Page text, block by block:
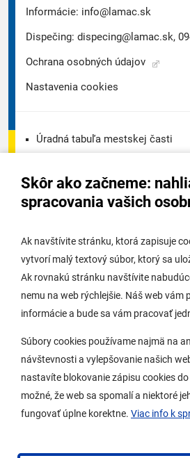
Skôr ako začneme:
spracovania vašich
Ak navštívite stránku, ktorá zapisuje
vytvorí malý textový súbor, ktorý sa
Ak rovnakú stránku navštívite
nemu na web rýchlejšie. Náš web vám
informácie a bude sa vám pracovať
Súbory cookies používame najmä na
návštevnosti a vylepšovanie našich
nastavíte blokovanie zápisu cookies
možné, že web sa spomalí a niektoré
fungovať úplne korektne. Viac info k
Informácie: info@lamac.sk
Dispečing: dispecing@lamac.sk,
Ochrana osobných údajov
Nastavenia cookies
Úradná tabuľa mestskej časti
Úradná tabuľa stavebného úradu
Potrebujem vybaviť
Samospráva
O Lamači
Mobilná aplikácia